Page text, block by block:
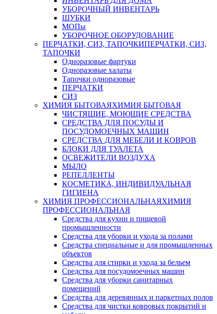
УБОРОЧНЫЙ ИНВЕНТАРЬ
ШУБКИ
МОПы
УБОРОЧНОЕ ОБОРУДОВАНИЕ
ПЕРЧАТКИ, СИЗ, ТАПОЧКИПЕРЧАТКИ, СИЗ,
ТАПОЧКИ
Одноразовые фартуки
Одноразовые халаты
Тапочки одноразовые
ПЕРЧАТКИ
СИЗ
ХИМИЯ БЫТОВАЯХИМИЯ БЫТОВАЯ
ЧИСТЯЩИЕ, МОЮЩИЕ СРЕДСТВА
СРЕДСТВА ДЛЯ ПОСУДЫ И
ПОСУДОМОЕЧНЫХ МАШИН
СРЕДСТВА ДЛЯ МЕБЕЛИ И КОВРОВ
БЛОКИ ДЛЯ ТУАЛЕТА
ОСВЕЖИТЕЛИ ВОЗДУХА
МЫЛО
РЕПЕЛЛЕНТЫ
КОСМЕТИКА, ИНДИВИДУАЛЬНАЯ
ГИГИЕНА
ХИМИЯ ПРОФЕССИОНАЛЬНАЯХИМИЯ
ПРОФЕССИОНАЛЬНАЯ
Средства для кухни и пищевой
промышленности
Средства для уборки и ухода за полами
Средства специальные и для промышленных
объектов
Средства для стирки и ухода за бельем
Средства для посудомоечных машин
Средства для уборки санитарных
помещений
Средства для деревянных и паркетных полов
Средства для чистки ковровых покрытий и